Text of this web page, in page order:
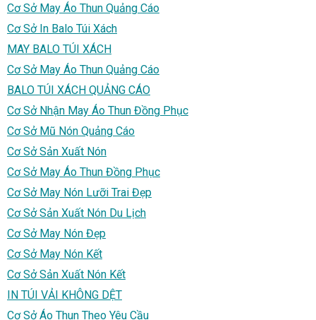
Cơ Sở May Áo Thun Quảng Cáo
Cơ Sở In Balo Túi Xách
MAY BALO TÚI XÁCH
Cơ Sở May Áo Thun Quảng Cáo
BALO TÚI XÁCH QUẢNG CÁO
Cơ Sở Nhận May Áo Thun Đồng Phục
Cơ Sở Mũ Nón Quảng Cáo
Cơ Sở Sản Xuất Nón
Cơ Sở May Áo Thun Đồng Phục
Cơ Sở May Nón Lưỡi Trai Đẹp
Cơ Sở Sản Xuất Nón Du Lịch
Cơ Sở May Nón Đẹp
Cơ Sở May Nón Kết
Cơ Sở Sản Xuất Nón Kết
IN TÚI VẢI KHÔNG DỆT
Cơ Sở Áo Thun Theo Yêu Cầu